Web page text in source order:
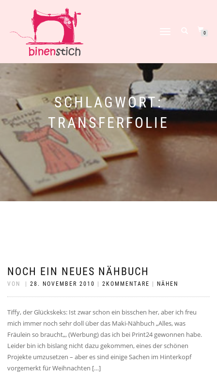
0
SCHLAGWORT:
TRANSFERFOLIE
NOCH EIN NEUES NÄHBUCH
VON 28. NOVEMBER 2010 2KOMMENTARE NÄHEN
Tiffy, der Glückskeks: Ist zwar schon ein bisschen her, aber ich freu
mich immer noch sehr doll über das Maki-Nähbuch „Alles, was
Fräulein so braucht„, (Werbung) das ich bei Print24 gewonnen habe.
Leider bin ich bislang nicht dazu gekommen, eines der schönen
Projekte umzusetzen – aber es sind einige Sachen im Hinterkopf
vorgemerkt für Weihnachten […]